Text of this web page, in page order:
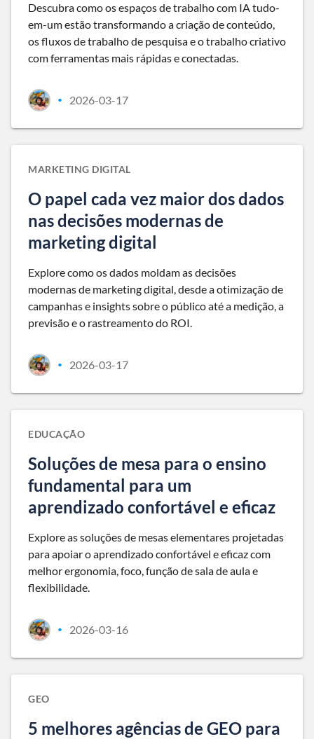
Descubra como os espaços de trabalho com IA tudo-
em-um estão transformando a criação de conteúdo,
os fluxos de trabalho de pesquisa e o trabalho criativo
com ferramentas mais rápidas e conectadas.
• 2026-03-17
MARKETING DIGITAL
O papel cada vez maior dos dados
nas decisões modernas de
marketing digital
Explore como os dados moldam as decisões
modernas de marketing digital, desde a otimização de
campanhas e insights sobre o público até a medição, a
previsão e o rastreamento do ROI.
• 2026-03-17
EDUCAÇÃO
Soluções de mesa para o ensino
fundamental para um
aprendizado confortável e eficaz
Explore as soluções de mesas elementares projetadas
para apoiar o aprendizado confortável e eficaz com
melhor ergonomia, foco, função de sala de aula e
flexibilidade.
• 2026-03-16
GEO
5 melhores agências de GEO para